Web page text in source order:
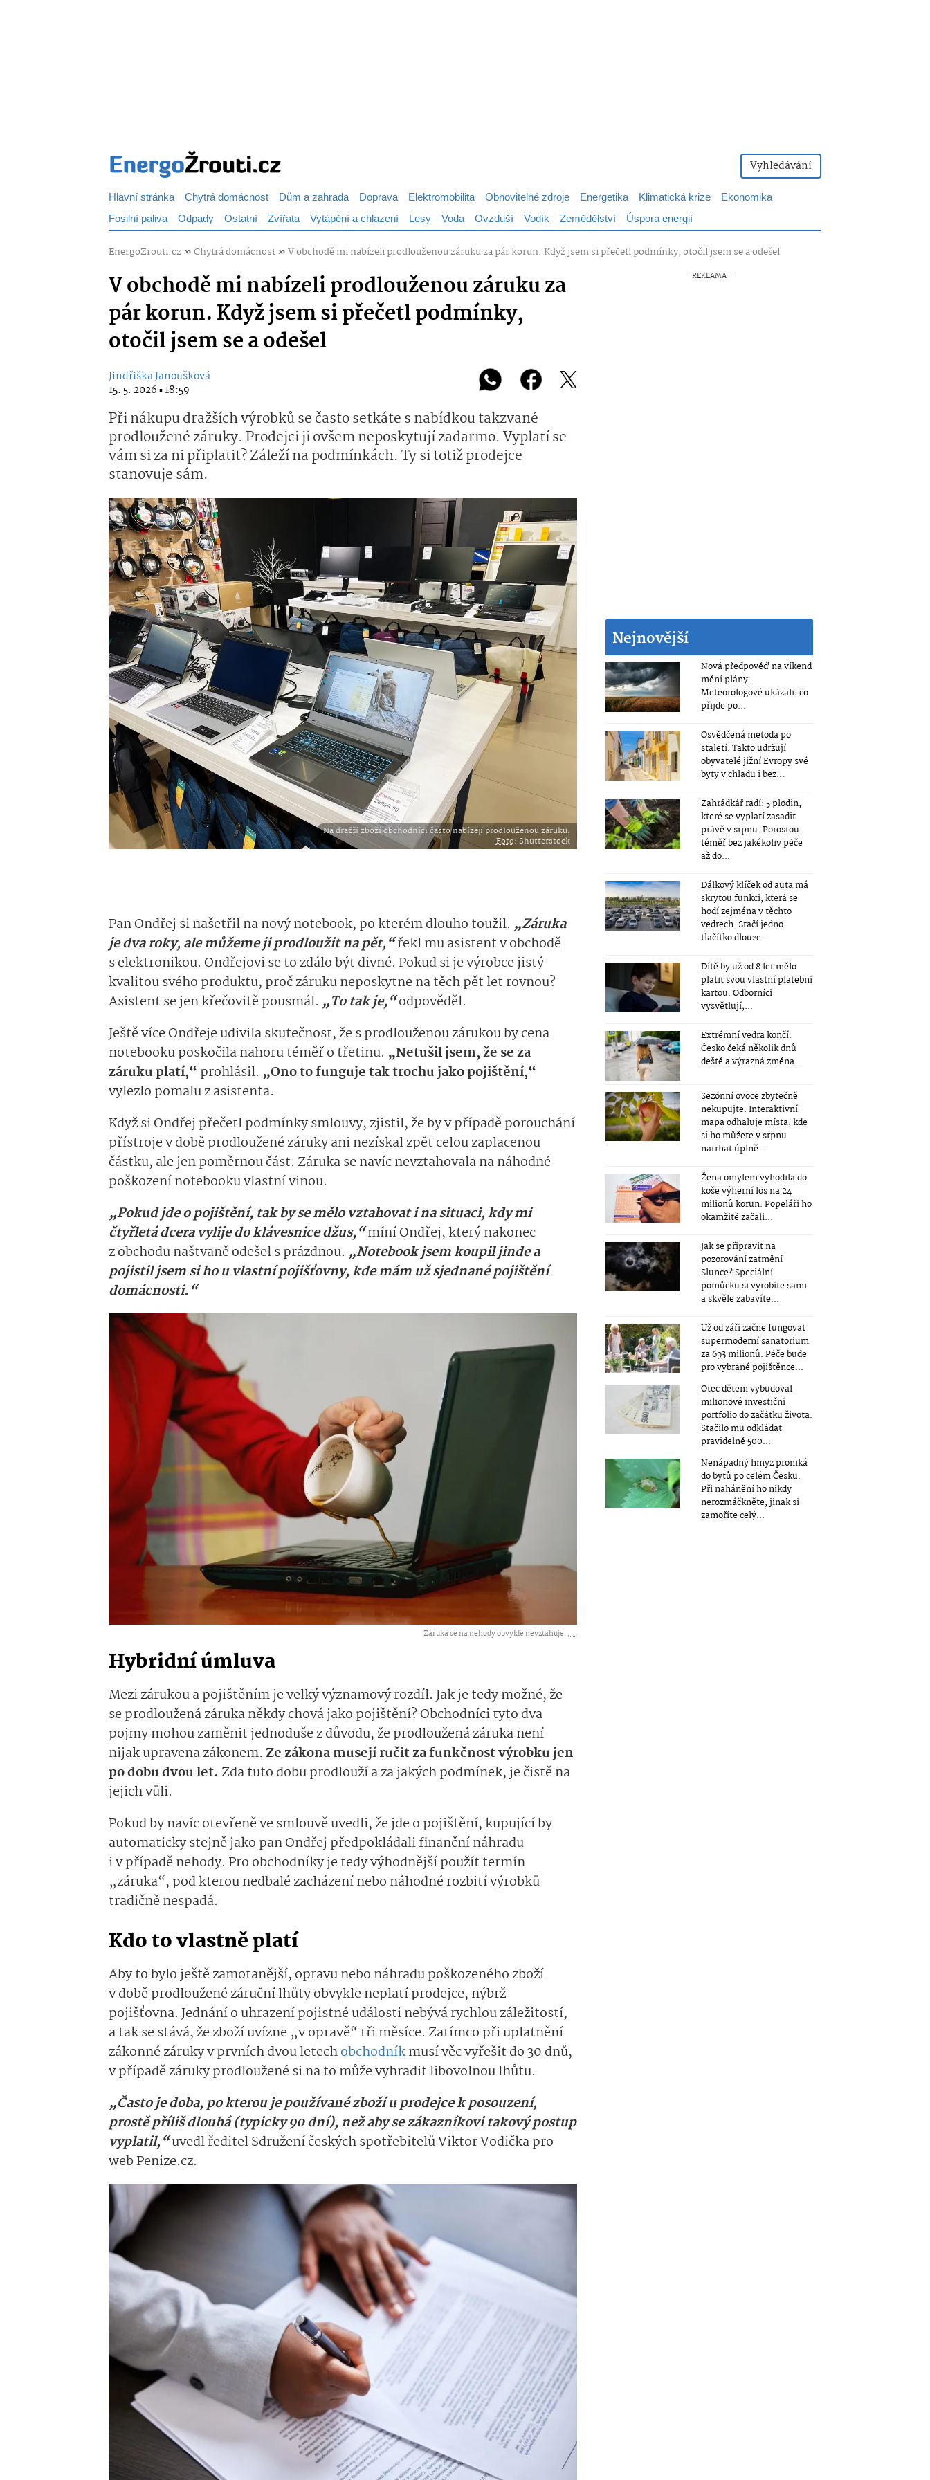
Vyhledávání
Hlavní stránka Chytrá domácnost Dům a zahrada Doprava Elektromobilita Obnovitelné zdroje Energetika Klimatická krize
Ekonomika
Fosilní paliva Odpady Ostatní Zvířata Vytápění a chlazení Lesy Voda Ovzduší Vodík Zemědělství Úspora energií
EnergoZrouti.cz»Chytrá domácnost»V obchodě mi nabízeli prodlouženou záruku za pár korun. Když jsem si přečetl podmínky, otočil jsem se a odešel
V obchodě mi nabízeli prodlouženou záruku za
pár korun. Když jsem si přečetl podmínky,
otočil jsem se a odešel
Jindřiška Janoušková
15. 5. 2026 ▪ 18:59
Při nákupu dražších výrobků se často setkáte s nabídkou takzvané
prodloužené záruky. Prodejci ji ovšem neposkytují zadarmo. Vyplatí se
vám si za ni připlatit? Záleží na podmínkách. Ty si totiž prodejce
stanovuje sám.
Na dražší zboží obchodníci často nabízejí prodlouženou záruku.
Foto: Shutterstock
Pan Ondřej si našetřil na nový notebook, po kterém dlouho toužil. „Záruka
je dva roky, ale můžeme ji prodloužit na pět,“řekl mu asistent v obchodě
s elektronikou. Ondřejovi se to zdálo být divné. Pokud si je výrobce jistý
kvalitou svého produktu, proč záruku neposkytne na těch pět let rovnou?
Asistent se jen křečovitě pousmál. „To tak je,“odpověděl.
Ještě více Ondřeje udivila skutečnost, že s prodlouženou zárukou by cena
notebooku poskočila nahoru téměř o třetinu. „Netušil jsem, že se za
záruku platí,“ prohlásil. „Ono to funguje tak trochu jako pojištění,“
vylezlo pomalu z asistenta.
Když si Ondřej přečetl podmínky smlouvy, zjistil, že by v případě porouchání
přístroje v době prodloužené záruky ani nezískal zpět celou zaplacenou
částku, ale jen poměrnou část. Záruka se navíc nevztahovala na náhodné
poškození notebooku vlastní vinou.
„Pokud jde o pojištění, tak by se mělo vztahovat i na situaci, kdy mi
čtyřletá dcera vylije do klávesnice džus,“míní Ondřej, který nakonec
z obchodu naštvaně odešel s prázdnou. „Notebook jsem koupil jinde a
pojistil jsem si ho u vlastní pojišťovny, kde mám už sjednané pojištění
domácnosti.“
Záruka se na nehody obvykle nevztahuje. ,...
Hybridní úmluva
Mezi zárukou a pojištěním je velký významový rozdíl. Jak je tedy možné, že
se prodloužená záruka někdy chová jako pojištění? Obchodníci tyto dva
pojmy mohou zaměnit jednoduše z důvodu, že prodloužená záruka není
nijak upravena zákonem. Ze zákona musejí ručit za funkčnost výrobku jen
po dobu dvou let. Zda tuto dobu prodlouží a za jakých podmínek, je čistě na
jejich vůli.
Pokud by navíc otevřeně ve smlouvě uvedli, že jde o pojištění, kupující by
automaticky stejně jako pan Ondřej předpokládali finanční náhradu
i v případě nehody. Pro obchodníky je tedy výhodnější použít termín
„záruka“, pod kterou nedbalé zacházení nebo náhodné rozbití výrobků
tradičně nespadá.
Kdo to vlastně platí
Aby to bylo ještě zamotanější, opravu nebo náhradu poškozeného zboží
v době prodloužené záruční lhůty obvykle neplatí prodejce, nýbrž
pojišťovna. Jednání o uhrazení pojistné události nebývá rychlou záležitostí,
a tak se stává, že zboží uvízne „v opravě“ tři měsíce. Zatímco při uplatnění
zákonné záruky v prvních dvou letechobchodníkmusí věc vyřešit do 30 dnů,
v případě záruky prodloužené si na to může vyhradit libovolnou lhůtu.
„Často je doba, po kterou je používané zboží u prodejce k posouzení,
prostě příliš dlouhá (typicky 90 dní), než aby se zákazníkovi takový postup
vyplatil,“uvedl ředitel Sdružení českých spotřebitelů Viktor Vodička pro
web Penize.cz.
Nejnovější
Nová předpověď na víkend
mění plány.
Meteorologové ukázali, co
přijde po...
Osvědčená metoda po
staletí: Takto udržují
obyvatelé jižní Evropy své
byty v chladu i bez...
Zahrádkář radí: 5 plodin,
které se vyplatí zasadit
právě v srpnu. Porostou
téměř bez jakékoliv péče
až do...
Dálkový klíček od auta má
skrytou funkci, která se
hodí zejména v těchto
vedrech. Stačí jedno
tlačítko dlouze...
Dítě by už od 8 let mělo
platit svou vlastní platební
kartou. Odborníci
vysvětlují,...
Extrémní vedra končí.
Česko čeká několik dnů
deště a výrazná změna...
Sezónní ovoce zbytečně
nekupujte. Interaktivní
mapa odhaluje místa, kde
si ho můžete v srpnu
natrhat úplně...
Žena omylem vyhodila do
koše výherní los na 24
milionů korun. Popeláři ho
okamžitě začali...
Jak se připravit na
pozorování zatmění
Slunce? Speciální
pomůcku si vyrobíte sami
a skvěle zabavíte...
Už od září začne fungovat
supermoderní sanatorium
za 693 milionů. Péče bude
pro vybrané pojištěnce...
Otec dětem vybudoval
milionové investiční
portfolio do začátku života.
Stačilo mu odkládat
pravidelně 500...
Nenápadný hmyz proniká
do bytů po celém Česku.
Při nahánění ho nikdy
nerozmáčkněte, jinak si
zamoříte celý...